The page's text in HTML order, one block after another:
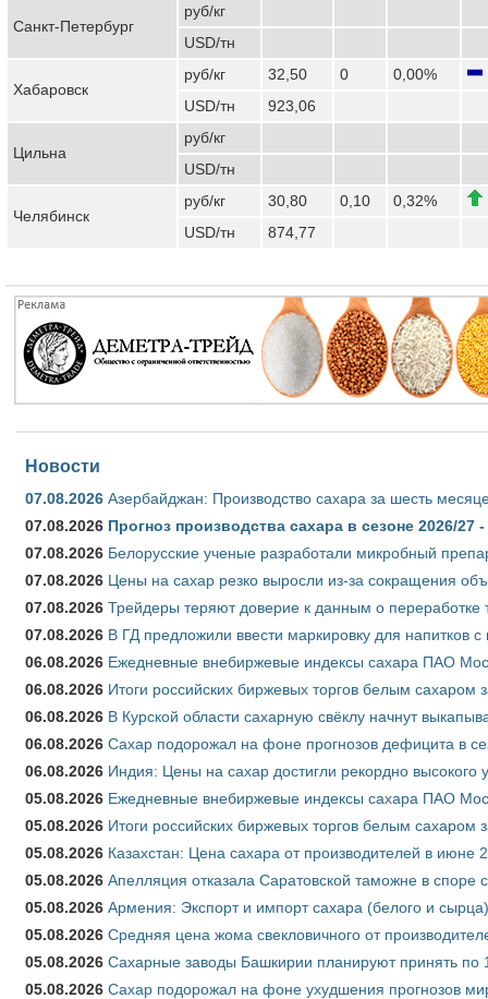
Санкт-Петербург
руб/кг
USD/тн
Хабаровск
руб/кг 32,50 0
0,00%
USD/тн
923,06
Цильна
руб/кг
USD/тн
Челябинск
руб/кг 30,80 0,10
0,32%
USD/тн
874,77
Новости
07.08.2026 Азербайджан: Производство сахара за шесть
07.08.2026 Прогноз производства сахара в сезоне 2026/
07.08.2026 Белорусские ученые разработали микробный
07.08.2026 Цены на сахар резко выросли из-за сокращения
07.08.2026 Трейдеры теряют доверие к данным о переработке
07.08.2026 В ГД предложили ввести маркировку для напитков
06.08.2026 Ежедневные внебиржевые индексы сахара ПАО
06.08.2026 Итоги российских биржевых торгов белым сахаром
06.08.2026 В Курской области сахарную свёклу начнут
06.08.2026 Сахар подорожал на фоне прогнозов дефицита в
06.08.2026 Индия: Цены на сахар достигли рекордно высокого
05.08.2026 Ежедневные внебиржевые индексы сахара ПАО
05.08.2026 Итоги российских биржевых торгов белым сахаром
05.08.2026 Казахстан: Цена сахара от производителей в июне
05.08.2026 Апелляция отказала Саратовской таможне в
05.08.2026 Армения: Экспорт и импорт сахара (белого и
05.08.2026 Средняя цена жома свекловичного от
05.08.2026 Сахарные заводы Башкирии планируют принять по
05.08.2026 Сахар подорожал на фоне ухудшения прогнозов